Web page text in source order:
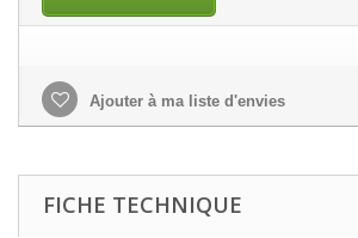
Ajouter à ma liste d'envies
FICHE TECHNIQUE